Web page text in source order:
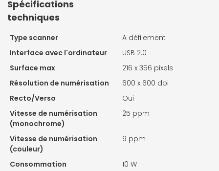
Spécifications
techniques
Type scanner
A défilement
Interface avec l'ordinateur
USB 2.0
Surface max
216 x 356 pixels
Résolution de numérisation
600 x 600 dpi
Recto/Verso
Oui
Vitesse de numérisation
(monochrome)
25 ppm
Vitesse de numérisation
(couleur)
9 ppm
Consommation
10 W